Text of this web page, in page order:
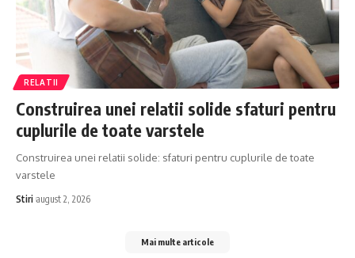
RELATII
Construirea unei relatii solide sfaturi pentru
cuplurile de toate varstele
Construirea unei relatii solide: sfaturi pentru cuplurile de toate
varstele
Stiri august 2, 2026
Mai multe articole